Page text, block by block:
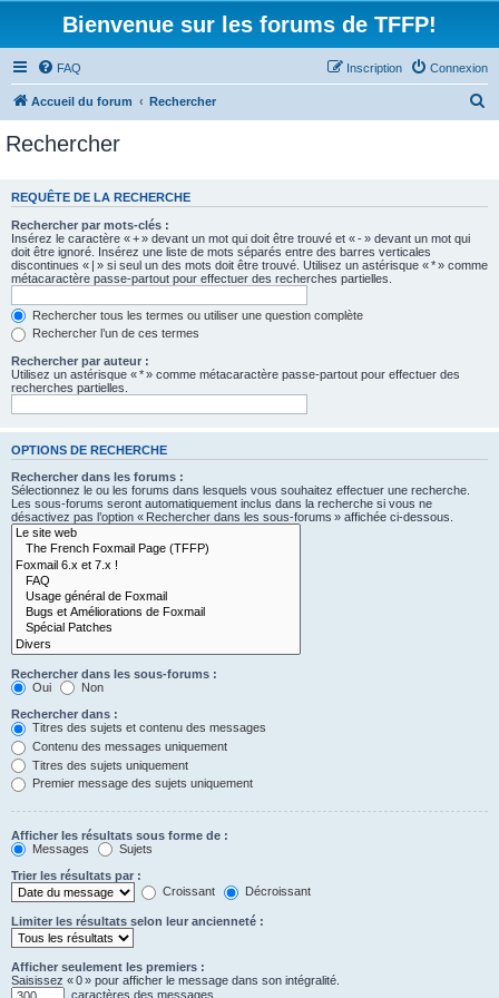
Bienvenue sur les forums de TFFP!
FAQ Connexion
Inscription
Accueil du forum Rechercher
e
Rechercher
REQUÊTE DE LA RECHERCHE
Rechercher par mots-clés :
Insérez le caractère « + » devant un mot qui doit être trouvé et « - » devant un mot qui
doit être ignoré. Insérez une liste de mots séparés entre des barres verticales
discontinues « | » si seul un des mots doit être trouvé. Utilisez un astérisque « * » comme
métacaractère passe-partout pour effectuer des recherches partielles.
Rechercher tous les termes ou utiliser une question complète
Rechercher l’un de ces termes
Rechercher par auteur :
Utilisez un astérisque « * » comme métacaractère passe-partout pour effectuer des
recherches partielles.
OPTIONS DE RECHERCHE
Rechercher dans les forums :
Sélectionnez le ou les forums dans lesquels vous souhaitez effectuer une recherche.
Les sous-forums seront automatiquement inclus dans la recherche si vous ne
désactivez pas l’option « Rechercher dans les sous-forums » affichée ci-dessous.
Rechercher dans les sous-forums :
Oui
Non
Rechercher dans :
Titres des sujets et contenu des messages
Contenu des messages uniquement
Titres des sujets uniquement
Premier message des sujets uniquement
Afficher les résultats sous forme de :
Messages
Sujets
Trier les résultats par :
Croissant
Décroissant
Limiter les résultats selon leur ancienneté :
Afficher seulement les premiers :
Saisissez « 0 » pour afficher le message dans son intégralité.
caractères des messages